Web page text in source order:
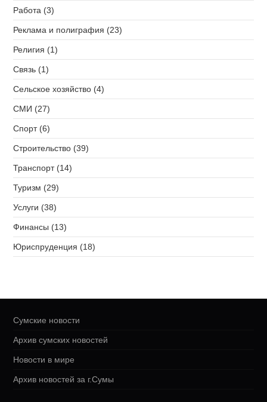
Работа (3)
Реклама и полиграфия (23)
Религия (1)
Связь (1)
Сельское хозяйство (4)
СМИ (27)
Спорт (6)
Строительство (39)
Транспорт (14)
Туризм (29)
Услуги (38)
Финансы (13)
Юриспруденция (18)
Сумские новости
Архив сумских новостей
Новости в мире
Архив новостей за г.Сумы